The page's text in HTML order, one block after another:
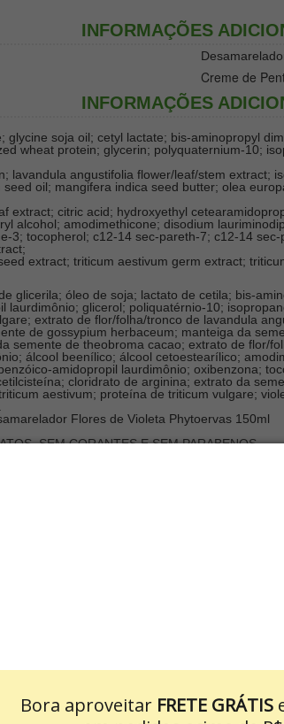
Bora aproveitar FRETE GRÁTIS
INFORMAÇÕES
Creme de
INFORMAÇÕES
glycine soja oil; cetyl lactate; bis-aminopropyl
wheat protein; glycerin; polyquaternium-10;
lavandula angustifolia flower/leaf/stem extract;
oil; mangifera indica seed butter; olea
extract; citric acid; hydroxyethyl
alcohol; amodimethicone; disodium
3; tocopherol; c12-14 sec-pareth-7; c12-14
extract; triticum aestivum germ extract;
glicerila; óleo de soja; lactato de cetila; bis-
laurdimônio; glicerol; poliquatérnio-10;
extrato de flor/folha/tronco de lavandula
de gossypium herbaceum; manteiga da
semente de theobroma cacao; extrato de flor/
álcool beenílico; álcool cetoestearílico;
amidopropil laurdimônio; oxibenzona;
cloridrato de arginina; extrato da
aestivum; proteína de triticum vulgare;
Flores de Violeta Phytoervas 150ml
SEM CORANTES E SEM PARABENOS.
o brilho
integral?
na extração de ativos da natureza em
os nutrientes essenciais e ainda
conhecer o Phytocomplex, um complexo
e ainda age contra o envelhecimento dos fios
Leave-in Desamarelador foi
hidrata, protege e aumenta o brilho dos
de origem animal. Produto não testado em
sobre os cabelos úmidos ou secos,
um melhor resultado utilize também outros
Mantenha fora do alcance das crianças.